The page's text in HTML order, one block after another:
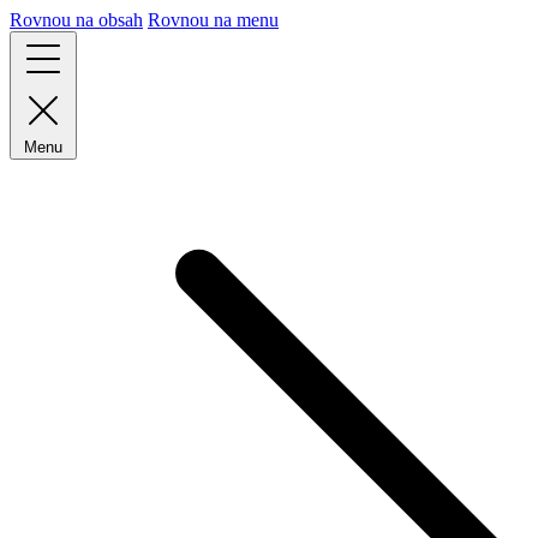
Rovnou na obsah Rovnou na menu
Menu